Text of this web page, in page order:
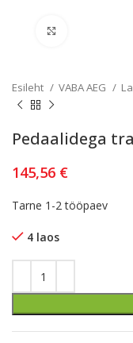
Esileht VABA AEG
Pedaalidega
145,56 €
Tarne 1-2 tööpaev
4 laos